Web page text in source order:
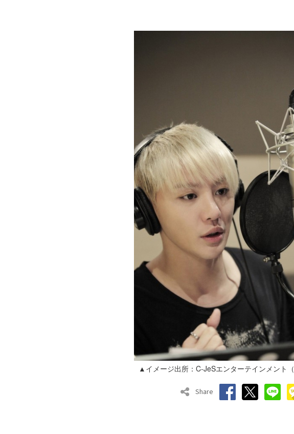
▲イメージ出所：C-JeSエンターテインメント（
Share